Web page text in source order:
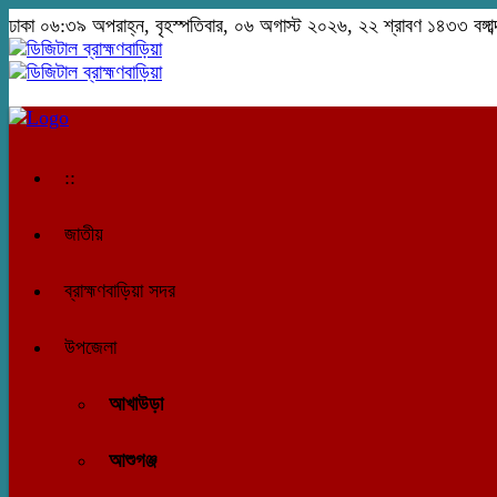
ঢাকা ০৬:৩৯ অপরাহ্ন, বৃহস্পতিবার, ০৬ অগাস্ট ২০২৬, ২২ শ্রাবণ ১৪৩৩
::
জাতীয়
ব্রাহ্মণবাড়িয়া সদর
উপজেলা
আখাউড়া
আশুগঞ্জ